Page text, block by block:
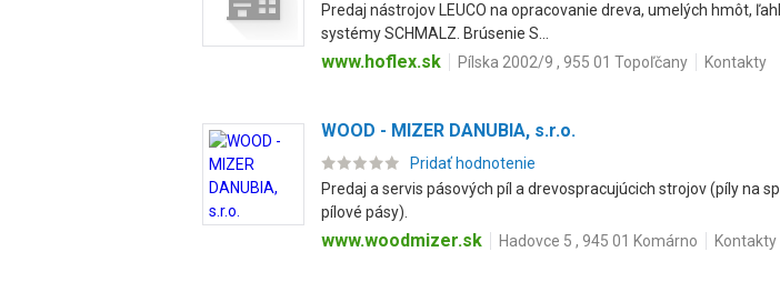
Predaj nástrojov LEUCO na opracovanie dreva, umelých hmôt,
systémy SCHMALZ. Brúsenie S...
www.hoflex.sk Pílska 2002/9 , 955 01 Topoľčany Kontakty
WOOD - MIZER DANUBIA, s.r.o.
Pridať hodnotenie
Predaj a servis pásových píl a drevospracujúcich strojov (píly na
pílové pásy).
www.woodmizer.sk Hadovce 5 , 945 01 Komárno Kontakty